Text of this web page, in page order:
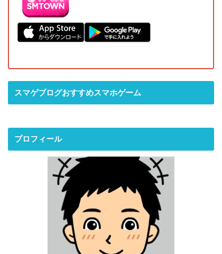
スマゲブログおすすめスマホゲーム
プロフィール